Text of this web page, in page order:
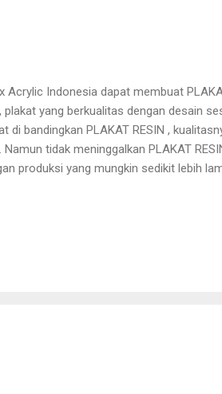
Acrylic Indonesia dapat membuat
yang berkualitas dengan desain
di bandingkan PLAKAT RESIN ,
Namun tidak meninggalkan PLAKAT
produksi yang mungkin sedikit lebih